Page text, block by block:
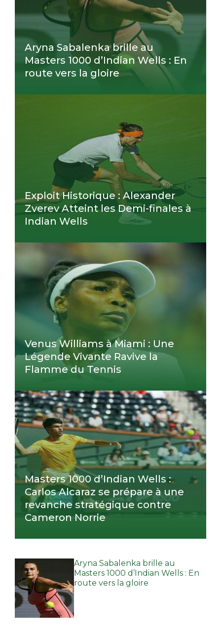
Aryna Sabalenka brille au
Masters 1000 d’Indian Wells : En
route vers la gloire
Exploit Historique : Alexander
Zverev Atteint les Demi-finales à
Indian Wells
Venus Williams à Miami : Une
Légende Vivante Ravive la
Flamme du Tennis
Masters 1000 d’Indian Wells :
Carlos Alcaraz se prépare à une
revanche stratégique contre
Cameron Norrie
Aryna Sabalenka brille au
Masters 1000 d’Indian Wells : En
route vers la gloire